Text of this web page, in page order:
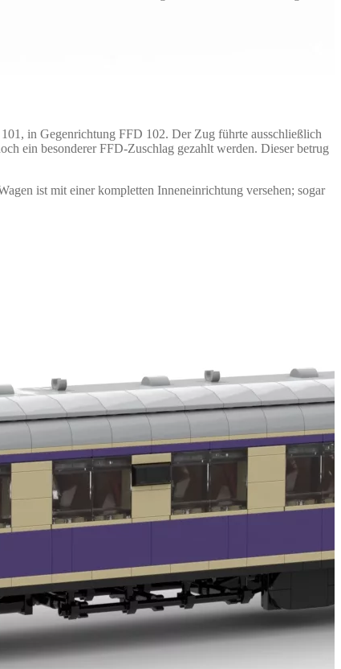
in Gegenrichtung FFD 102. Der Zug führte ausschließlich
ein besonderer FFD-Zuschlag gezahlt werden. Dieser betrug
ist mit einer kompletten Inneneinrichtung versehen; sogar